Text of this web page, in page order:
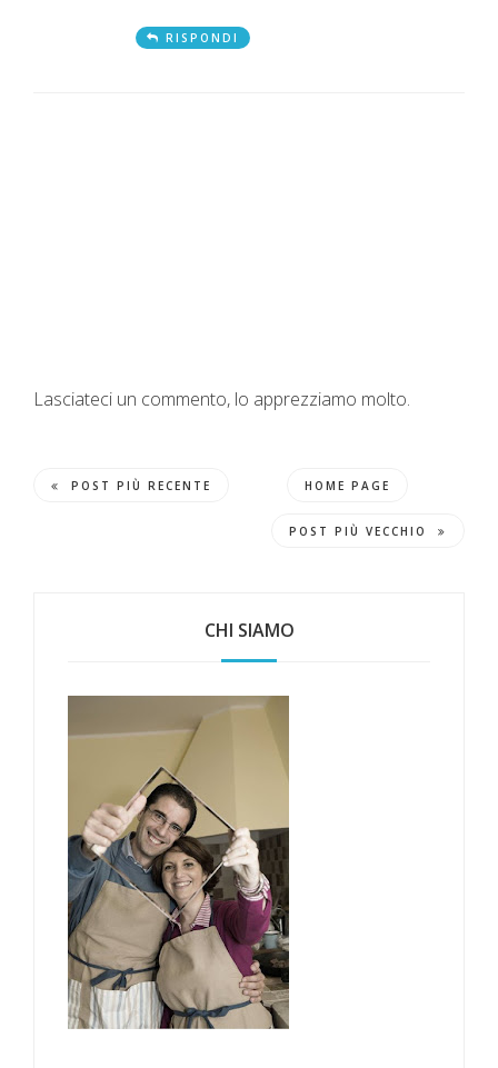
RISPONDI
Lasciateci un commento, lo apprezziamo molto.
POST PIÙ RECENTE HOME PAGE
POST PIÙ VECCHIO
CHI SIAMO